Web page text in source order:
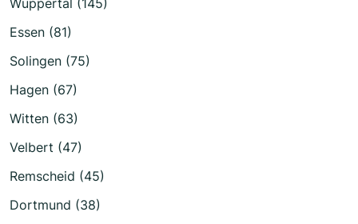
Essen (81)
Solingen (75)
Hagen (67)
Witten (63)
Velbert (47)
Remscheid (45)
Dortmund (38)